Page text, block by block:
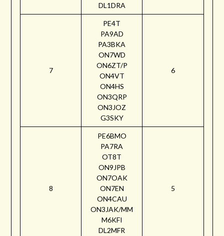
DL1DRA
7
PE4T
PA9AD
PA3BKA
ON7WD
ON6ZT/P
ON4VT
ON4HS
ON3QRP
ON3JOZ
G3SKY
6
8
PE6BMO
PA7RA
OT8T
ON9JPB
ON7OAK
ON7EN
ON4CAU
ON3JAK/MM
M6KFI
DL2MFR
5